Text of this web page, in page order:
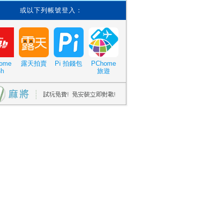
或以下列帳號登入：
露天拍賣 Pi 拍錢包
PChome
旅遊